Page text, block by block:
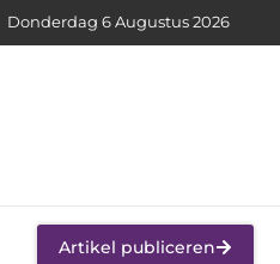
Donderdag 6 Augustus 2026
Artikel publiceren